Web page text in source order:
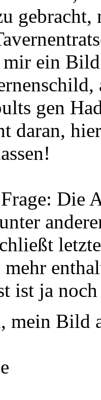
ein
gen
daran,
Die
ist ja
mein Bild